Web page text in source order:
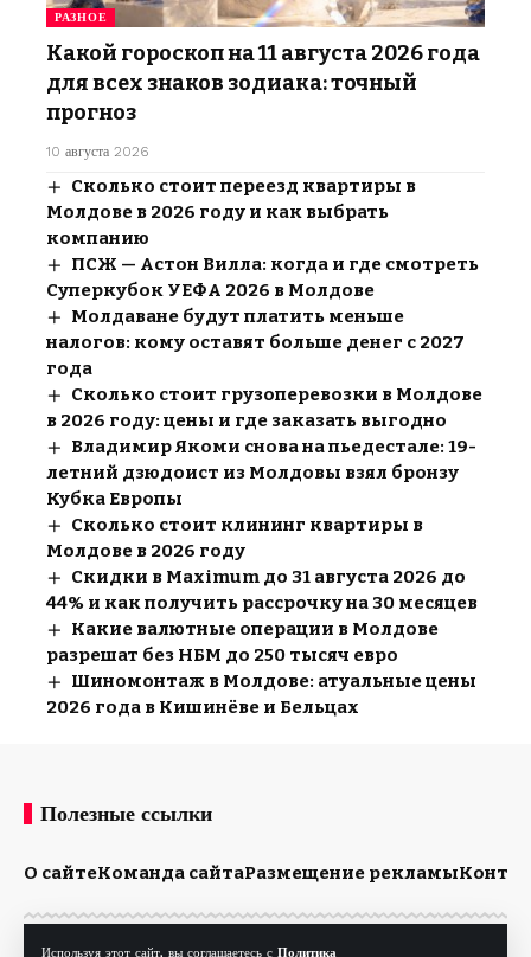
Используя этот сайт, вы соглашаетесь с Политика
РАЗНОЕ
Какой гороскоп на 11 августа 2026 года
для всех знаков зодиака: точный
прогноз
10 августа 2026
Сколько стоит переезд квартиры в
Молдове в 2026 году и как выбрать
компанию
ПСЖ — Астон Вилла: когда и где смотреть
Суперкубок УЕФА 2026 в Молдове
Молдаване будут платить меньше
налогов: кому оставят больше денег с 2027
года
Сколько стоит грузоперевозки в Молдове
в 2026 году: цены и где заказать выгодно
Владимир Якоми снова на пьедестале: 19-
летний дзюдоист из Молдовы взял бронзу
Кубка Европы
Сколько стоит клининг квартиры в
Молдове в 2026 году
Скидки в Maximum до 31 августа 2026 до
44% и как получить рассрочку на 30 месяцев
Какие валютные операции в Молдове
разрешат без НБМ до 250 тысяч евро
Шиномонтаж в Молдове: атуальные цены
2026 года в Кишинёве и Бельцах
Полезные ссылки
О сайтеКоманда сайтаРазмещение рекламы